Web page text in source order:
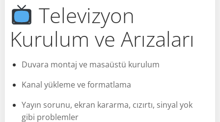
Televizyon
Kurulum ve Arızaları
Duvara montaj ve masaüstü kurulum
Kanal yükleme ve formatlama
Yayın sorunu, ekran kararma, cızırtı, sinyal yok
gibi problemler